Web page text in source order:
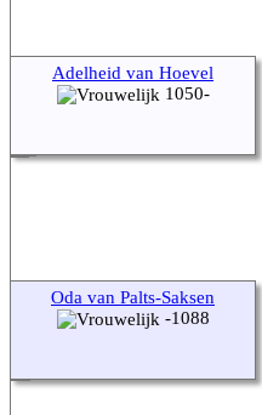
Adelheid van Hoevel
1050-
Oda van Palts-Saksen
-1088